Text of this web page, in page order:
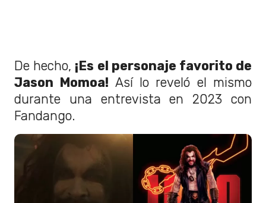
De hecho, ¡Es el personaje favorito de
Jason Momoa! Así lo reveló el mismo
durante una entrevista en 2023 con
Fandango.